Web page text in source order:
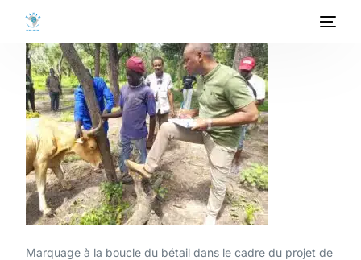
Marquage à la boucle du bétail dans le cadre du projet de
ACCUEIL
A PROPOS
PROGRAMMES
PROJETS